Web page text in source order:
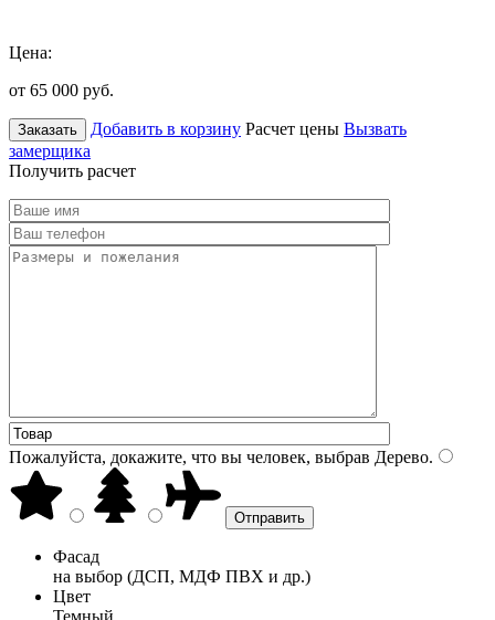
Цена:
от 65 000 руб.
Заказать Добавить в корзину Расчет цены Вызвать
замерщика
Получить расчет
Пожалуйста, докажите, что вы человек, выбрав Дерево.
Фасад
на выбор (ДСП, МДФ ПВХ и др.)
Цвет
Темный